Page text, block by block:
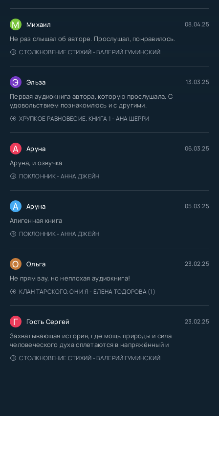
М Михаил 08.04.25
Не раз слышал об авторе. Прослушал, понравилось.
СТОЛКНОВЕНИЕ СТИХИЙ - ВАЛЕРИЙ ГУМИНСКИЙ
Э Эльза 13.03.25
Первая аудиокнига автора, которую прослушала. С
удовольствием познакомлюсь и с другими.
ХРУПКОЕ РАВНОВЕСИЕ. КНИГА 1 - АНА ШЕРРИ
А Аруна 06.03.25
Аруна, и озвучка
ПОКЛОННИК - АННА ДЖЕЙН
А Аруна 05.03.25
Апигенная книга
ПОКЛОННИК - АННА ДЖЕЙН
О Ольга 23.02.25
Не прям вау, но неплохая аудиокнига!
КЛАН ТАРСКОГО. ОН И Я - ЕЛЕНА ТОДОРОВА (1)
Г Гость Сергей 23.02.25
Захватывающая история, где мощь природы и сила
человеческого духа сплетаются в напряжённый и
СТОЛКНОВЕНИЕ СТИХИЙ - ВАЛЕРИЙ ГУМИНСКИЙ